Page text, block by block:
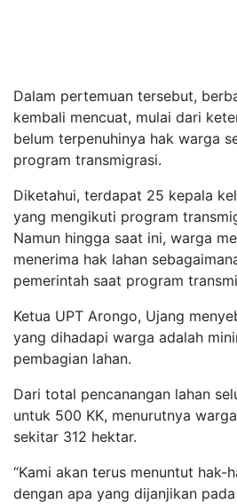
Dalam pertemuan tersebut,
kembali mencuat, mulai dari
belum terpenuhinya hak warga
program transmigrasi.
Diketahui, terdapat 25 kepala
yang mengikuti program
Namun hingga saat ini, warga
menerima hak lahan
pemerintah saat program
Ketua UPT Arongo, Ujang
yang dihadapi warga adalah
pembagian lahan.
Dari total pencanangan lahan
untuk 500 KK, menurutnya
sekitar 312 hektar.
“Kami akan terus menuntut hak-
dengan apa yang dijanjikan